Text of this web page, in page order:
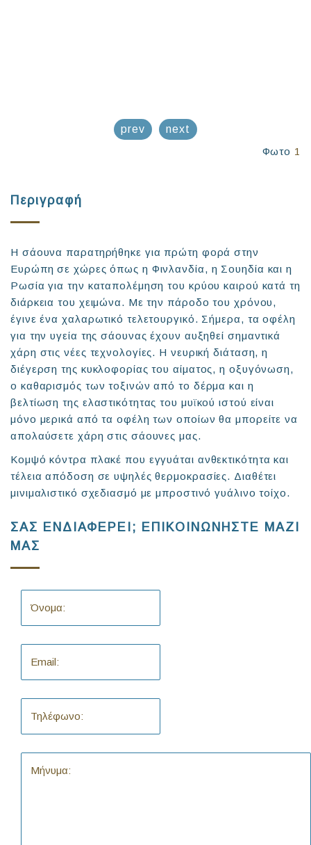
prev
next
Φωτο 1
Περιγραφή
Η σάουνα παρατηρήθηκε για πρώτη φορά στην
Ευρώπη σε χώρες όπως η Φινλανδία, η Σουηδία και η
Ρωσία για την καταπολέμηση του κρύου καιρού κατά τη
διάρκεια του χειμώνα. Με την πάροδο του χρόνου,
έγινε ένα χαλαρωτικό τελετουργικό. Σήμερα, τα οφέλη
για την υγεία της σάουνας έχουν αυξηθεί σημαντικά
χάρη στις νέες τεχνολογίες. Η νευρική διάταση, η
διέγερση της κυκλοφορίας του αίματος, η οξυγόνωση,
ο καθαρισμός των τοξινών από το δέρμα και η
βελτίωση της ελαστικότητας του μυϊκού ιστού είναι
μόνο μερικά από τα οφέλη των οποίων θα μπορείτε να
απολαύσετε χάρη στις σάουνες μας.
Κομψό κόντρα πλακέ που εγγυάται ανθεκτικότητα και
τέλεια απόδοση σε υψηλές θερμοκρασίες. Διαθέτει
μινιμαλιστικό σχεδιασμό με μπροστινό γυάλινο τοίχο.
ΣΑΣ ΕΝΔΙΑΦΕΡΕΙ; ΕΠΙΚΟΙΝΩΝΗΣΤΕ ΜΑΖΙ
ΜΑΣ